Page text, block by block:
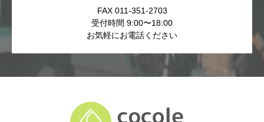
FAX 011-351-2703
受付時間 9:00〜18:00
お気軽にお電話ください